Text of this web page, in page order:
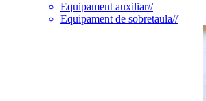
Equipament auxiliar//
Equipament de sobretaula//